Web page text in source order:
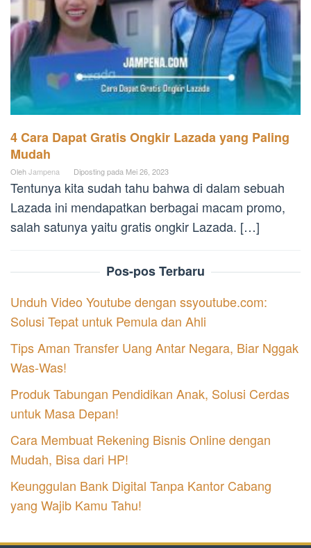
4 Cara Dapat Gratis Ongkir Lazada yang Paling
Mudah
OlehJampena Diposting pada Mei 26, 2023
Tentunya kita sudah tahu bahwa di dalam sebuah
Lazada ini mendapatkan berbagai macam promo,
salah satunya yaitu gratis ongkir Lazada. […]
Pos-pos Terbaru
Unduh Video Youtube dengan ssyoutube.com:
Solusi Tepat untuk Pemula dan Ahli
Tips Aman Transfer Uang Antar Negara, Biar Nggak
Was-Was!
Produk Tabungan Pendidikan Anak, Solusi Cerdas
untuk Masa Depan!
Cara Membuat Rekening Bisnis Online dengan
Mudah, Bisa dari HP!
Keunggulan Bank Digital Tanpa Kantor Cabang
yang Wajib Kamu Tahu!